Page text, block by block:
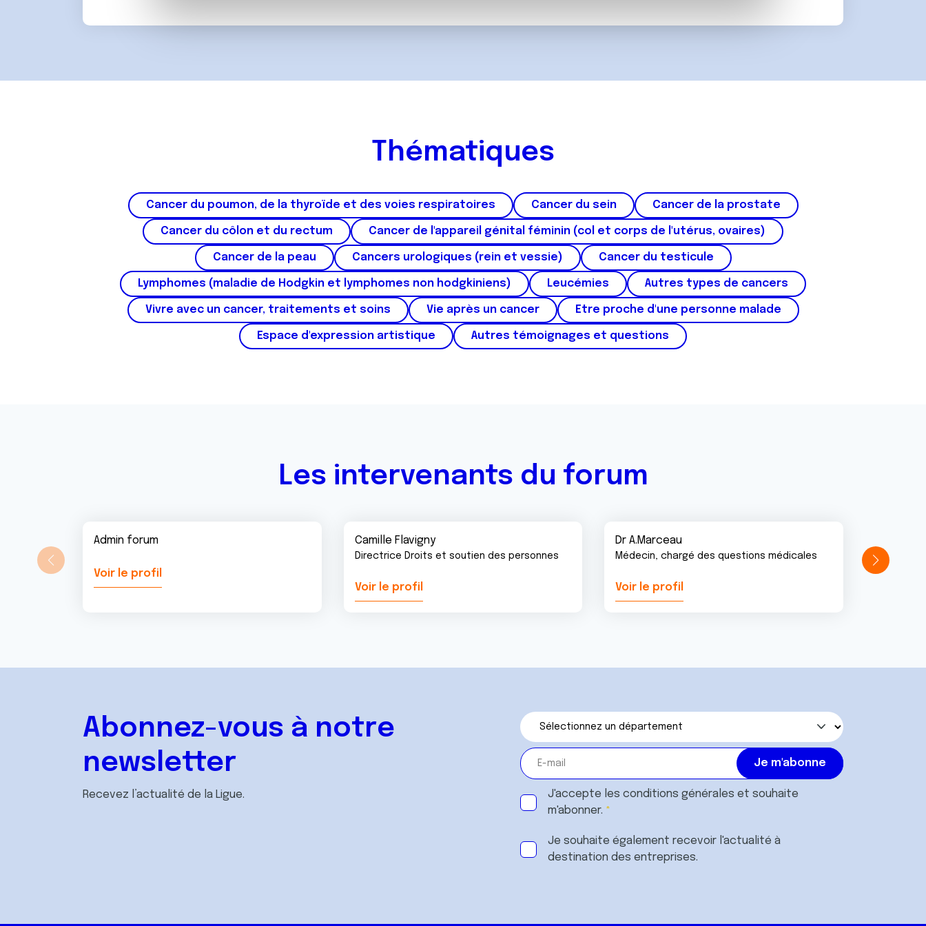
n
t
Thématiques
Cancer du poumon, de la thyroïde et des voies respiratoires Cancer du sein Cancer de la prostate
Cancer du côlon et du rectum Cancer de l'appareil génital féminin (col et corps de l'utérus, ovaires)
Cancer de la peau Cancers urologiques (rein et vessie) Cancer du testicule
Lymphomes (maladie de Hodgkin et lymphomes non hodgkiniens) Leucémies Autres types de cancers
Vivre avec un cancer, traitements et soins Vie après un cancer Etre proche d'une personne malade
Espace d'expression artistique Autres témoignages et questions
Les intervenants du forum
Admin forum
Voir le profil
Camille Flavigny
Directrice Droits et soutien des personnes
Voir le profil
Dr A.Marceau
Médecin, chargé des questions médicales
Voir le profil
Abonnez-vous à notre
newsletter
Recevez l’actualité de la Ligue. J'accepte les conditions générales et souhaite
m'abonner.
Je souhaite également recevoir l'actualité à
destination des entreprises.